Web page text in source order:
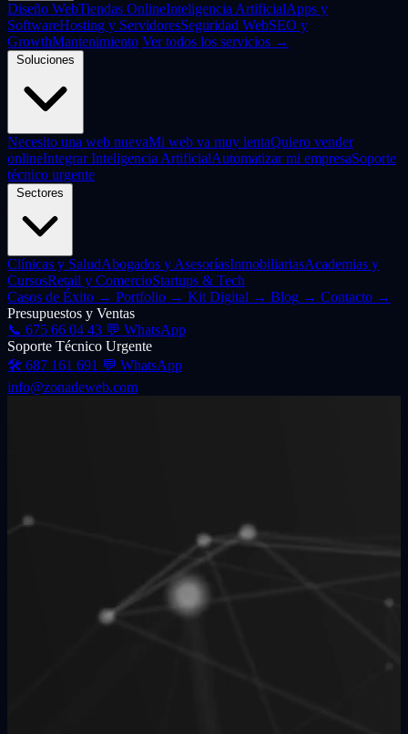
Diseño WebTiendas OnlineInteligencia ArtificialApps y
SoftwareHosting y ServidoresSeguridad WebSEO y
GrowthMantenimiento Ver todos los servicios →
Soluciones
Necesito una web nuevaMi web va muy lentaQuiero vender
onlineIntegrar Inteligencia ArtificialAutomatizar mi empresaSoporte
técnico urgente
Sectores
Clínicas y SaludAbogados y AsesoríasInmobiliariasAcademias y
CursosRetail y ComercioStartups & Tech
Casos de Éxito → Portfolio → Kit Digital → Blog → Contacto →
Presupuestos y Ventas
📞 675 66 04 43 💬 WhatsApp
Soporte Técnico Urgente
🛠️ 687 161 691 💬 WhatsApp
info@zonadeweb.com